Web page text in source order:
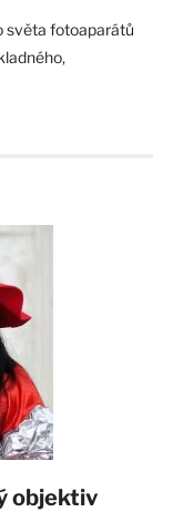
světa fotoaparátů
objektiv